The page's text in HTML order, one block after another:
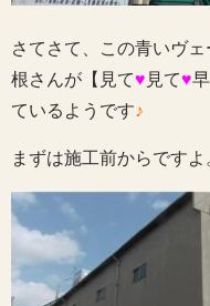
さてさて、この青いヴ
根さんが【見て♥ 見て♥
ているようです♪
まずは施工前からですよ